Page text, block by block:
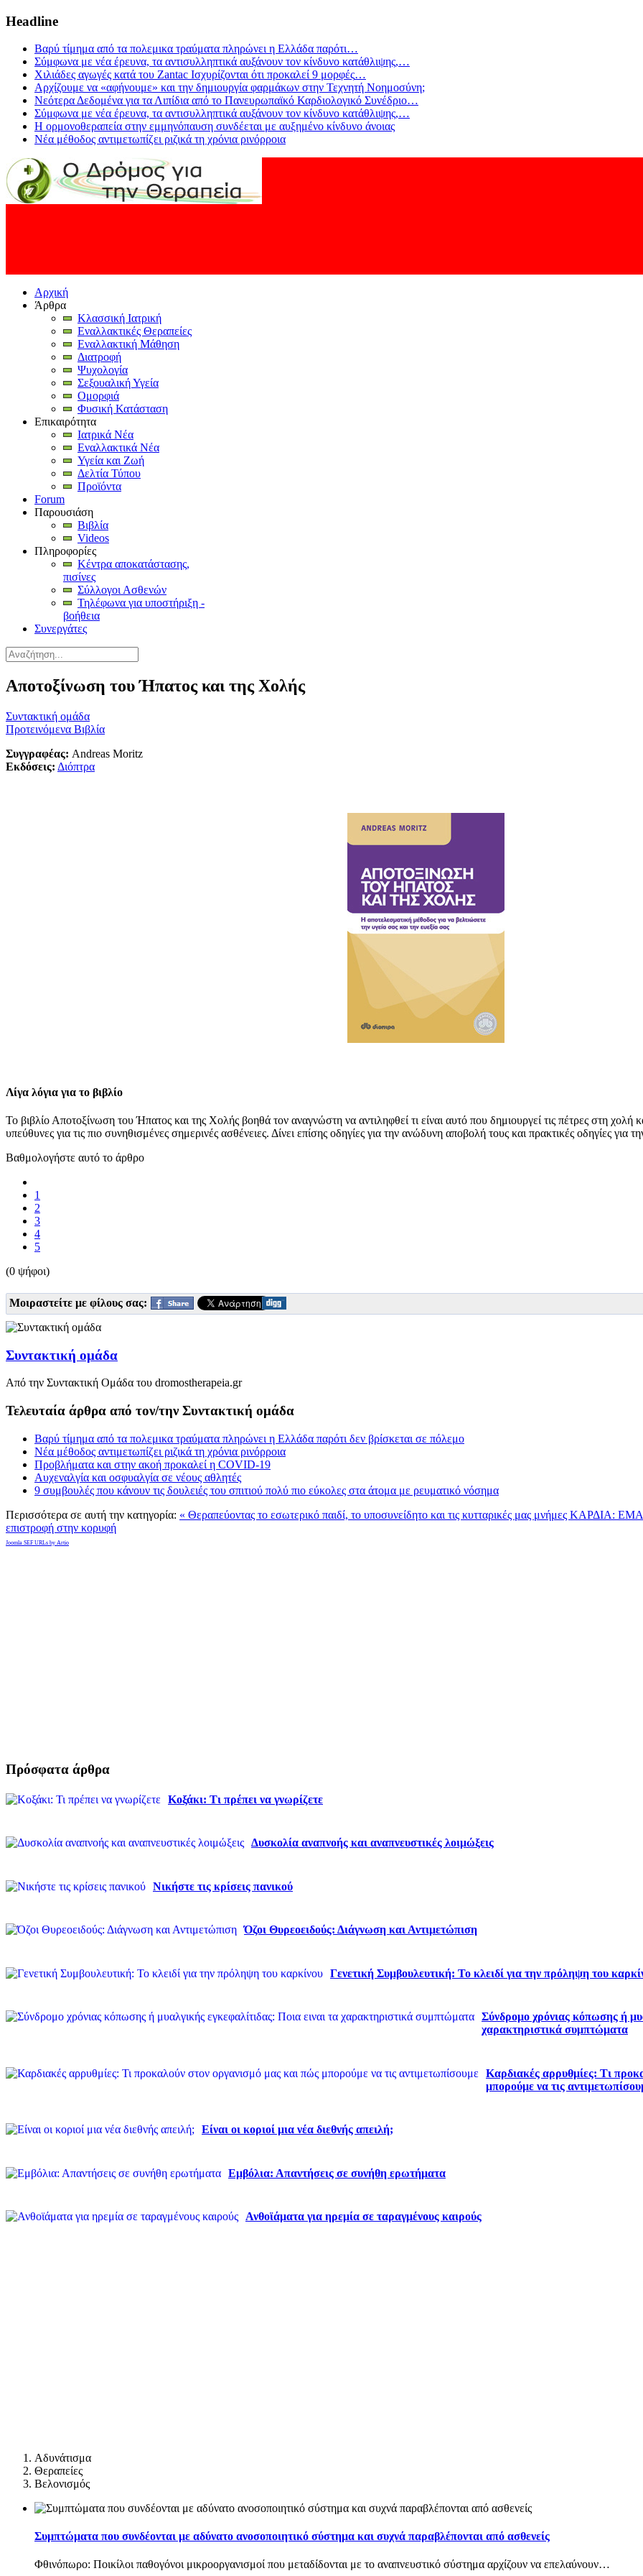
Headline
Βαρύ τίμημα από τα πολεμικα τραύματα πληρώνει η Ελλάδα παρότι…
Σύμφωνα με νέα έρευνα, τα αντισυλληπτικά αυξάνουν τον κίνδυνο κατάθλιψης,…
Χιλιάδες αγωγές κατά του Zantac Ισχυρίζονται ότι προκαλεί 9 μορφές…
Αρχίζουμε να «αφήνουμε» και την δημιουργία φαρμάκων στην Τεχνητή Νοημοσύνη;
Νεότερα Δεδομένα για τα Λιπίδια από το Πανευρωπαϊκό Καρδιολογικό Συνέδριο…
Σύμφωνα με νέα έρευνα, τα αντισυλληπτικά αυξάνουν τον κίνδυνο κατάθλιψης,…
Η ορμονοθεραπεία στην εμμηνόπαυση συνδέεται με αυξημένο κίνδυνο άνοιας
Νέα μέθοδος αντιμετωπίζει ριζικά τη χρόνια ρινόρροια
Αρχική
Άρθρα
Κλασσική Ιατρική
Εναλλακτικές Θεραπείες
Εναλλακτική Μάθηση
Διατροφή
Ψυχολογία
Σεξουαλική Υγεία
Ομορφιά
Φυσική Κατάσταση
Επικαιρότητα
Ιατρικά Νέα
Εναλλακτικά Νέα
Υγεία και Ζωή
Δελτία Τύπου
Προϊόντα
Forum
Παρουσιάση
Βιβλία
Videos
Πληροφορίες
Κέντρα αποκατάστασης,
πισίνες
Σύλλογοι Ασθενών
Τηλέφωνα για υποστήριξη -
βοήθεια
Συνεργάτες
Αποτοξίνωση του Ήπατος και της Χολής
Συντακτική ομάδα
Προτεινόμενα Βιβλία
Συγγραφέας: Andreas Moritz
Εκδόσεις: Διόπτρα
Λίγα λόγια για το βιβλίο
Το βιβλίο Αποτοξίνωση του Ήπατος και της Χολής βοηθά τον αναγνώστη να αντιληφθεί τι είναι αυτό που δημιουργεί τις πέτρες στη χολή
υπεύθυνες για τις πιο συνηθισμένες σημερινές ασθένειες. Δίνει επίσης οδηγίες για την ανώδυνη αποβολή τους και πρακτικές οδηγίες για
Βαθμολογήστε αυτό το άρθρο
1
2
3
4
5
(0 ψήφοι)
Μοιραστείτε με φίλους σας:
Συντακτική ομάδα
Από την Συντακτική Ομάδα του dromostherapeia.gr
Τελευταία άρθρα από τον/την Συντακτική ομάδα
Βαρύ τίμημα από τα πολεμικα τραύματα πληρώνει η Ελλάδα παρότι δεν βρίσκεται σε πόλεμο
Νέα μέθοδος αντιμετωπίζει ριζικά τη χρόνια ρινόρροια
Προβλήματα και στην ακοή προκαλεί η COVID-19
Αυχεναλγία και οσφυαλγία σε νέους αθλητές
9 συμβουλές που κάνουν τις δουλειές του σπιτιού πολύ πιο εύκολες στα άτομα με ρευματικό νόσημα
Περισσότερα σε αυτή την κατηγορία: « Θεραπεύοντας το εσωτερικό παιδί, το υποσυνείδητο και τις κυτταρικές μας μνήμες ΚΑΡΔΙΑ:
επιστροφή στην κορυφή
Joomla SEF URLs by Artio
Πρόσφατα άρθρα
Κοξάκι: Τι πρέπει να γνωρίζετε
Δυσκολία αναπνοής και αναπνευστικές λοιμώξεις
Νικήστε τις κρίσεις πανικού
Όζοι Θυρεοειδούς: Διάγνωση και Αντιμετώπιση
Γενετική Συμβουλευτική: Το κλειδί για την πρόληψη του
Σύνδρομο χρόνιας κόπωσης ή
χαρακτηριστικά συμπτώματα
Καρδιακές αρρυθμίες: Τι
μπορούμε να τις
Είναι οι κοριοί μια νέα διεθνής απειλή;
Εμβόλια: Απαντήσεις σε συνήθη ερωτήματα
Ανθοϊάματα για ηρεμία σε ταραγμένους καιρούς
Αδυνάτισμα
Θεραπείες
Βελονισμός
Συμπτώματα που συνδέονται με αδύνατο ανοσοποιητικό σύστημα και συχνά παραβλέπονται από ασθενείς
Φθινόπωρο: Ποικίλοι παθογόνοι μικροοργανισμοί που μεταδίδονται με το αναπνευστικό σύστημα αρχίζουν να επελαύνουν…